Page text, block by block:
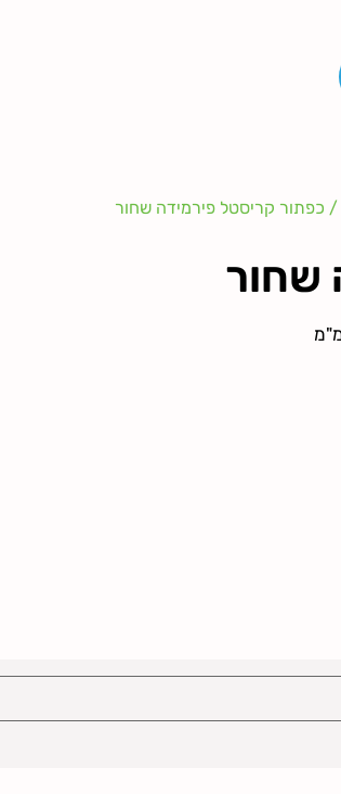
/ כפתור קריסטל פירמידה שחור
שחור